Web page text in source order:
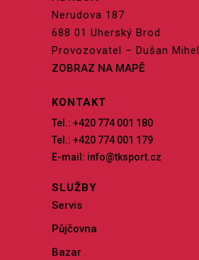
Nerudova 187
688 01 Uherský Brod
Provozovatel – Dušan Mihel
ZOBRAZ NA MAPĚ
KONTAKT
Tel.: +420 774 001 180
Tel.: +420 774 001 179
E-mail: info@tksport.cz
SLUŽBY
Servis
Půjčovna
Bazar